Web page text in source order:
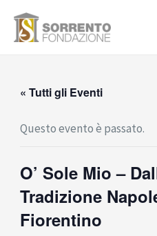
« Tutti gli Eventi
Questo evento è passato.
O’ Sole Mio –
Tradizione
Fiorentino